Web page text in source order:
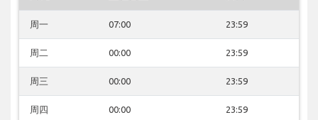
周一 07:00 23:59
周二 00:00 23:59
周三 00:00 23:59
周四 00:00 23:59